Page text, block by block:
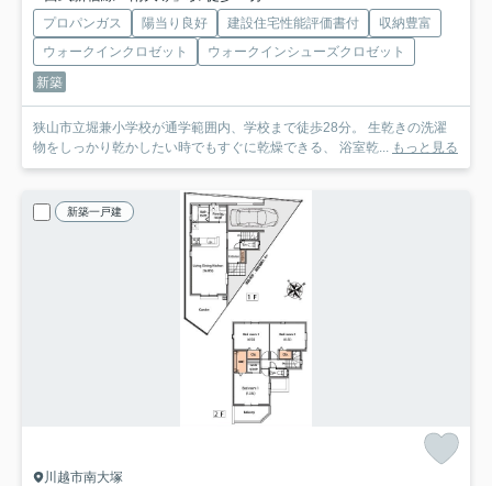
プロパンガス 陽当り良好 建設住宅性能評価書付
収納豊富
ウォークインクロゼット
ウォークインシューズクロゼット
新築
狭山市立堀兼小学校が通学範囲内、学校まで徒歩28分。 生乾きの洗濯
物をしっかり乾かしたい時でもすぐに乾燥できる、 浴室乾... もっと見る
新築一戸建
川越市南大塚